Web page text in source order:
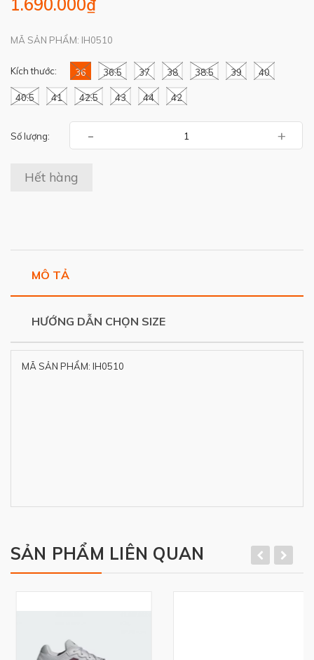
1.690.000₫
MÃ SẢN PHẨM: IH0510
Kích thước: 36 36.5 37 38 38.5 39 40
40.5 41 42.5 43 44 42
Số lượng: - +
Hết hàng
MÔ TẢ
HƯỚNG DẪN CHỌN SIZE
MÃ SẢN PHẨM: IH0510
SẢN PHẨM LIÊN QUAN